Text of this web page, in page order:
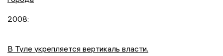
2008:
В Туле укрепляется вертикаль власти.